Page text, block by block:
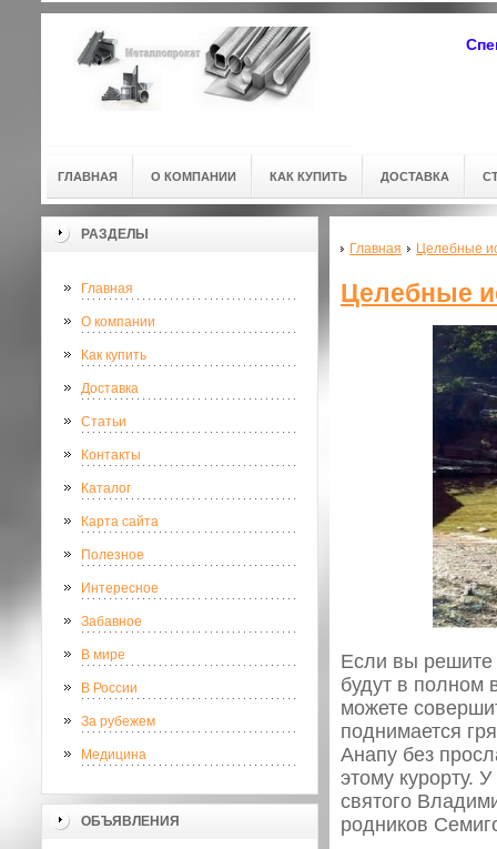
ГЛАВНАЯ О КОМПАНИИ КАК КУПИТЬ ДОСТАВКА
РАЗДЕЛЫ
Главная
О компании
Как купить
Доставка
Статьи
Контакты
Каталог
Карта сайта
Полезное
Интересное
Забавное
В мире
В России
За рубежем
Медицина
ОБЪЯВЛЕНИЯ
Главная Целебные
Целебные
Если вы решите
будут в
можете
поднимается
Анапу без
этому курорту.
святого
родников